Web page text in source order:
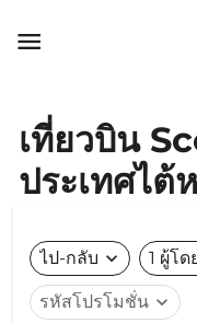

เที่ยวบิน
ประเทศไต้
ไป-กลับ expand_more 1 ผู้โ
รหัสโปรโมชั่น expand_more